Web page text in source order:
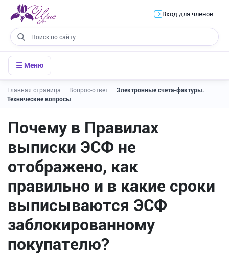
Вход для членов
☰ Меню
Главная страница — Вопрос-ответ — Электронные счета-фактуры.
Технические вопросы
Почему в Правилах
выписки ЭСФ не
отображено, как
правильно и в какие сроки
выписываются ЭСФ
заблокированному
покупателю?